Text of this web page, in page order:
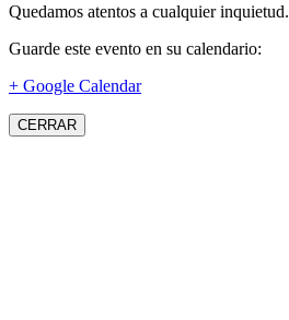
Quedamos atentos a cualquier inquietud.
Guarde este evento en su calendario:
+ Google Calendar
CERRAR